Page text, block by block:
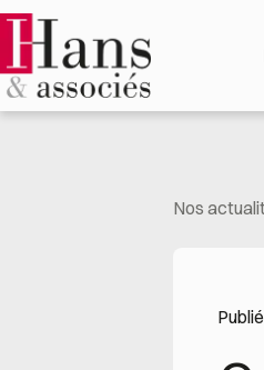
contenu
Nos